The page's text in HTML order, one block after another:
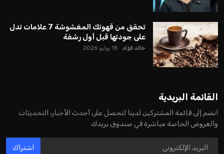
تحقق من قهوتك المغشوشة 7 علامات تدل
على جودتها قبل أول رشفة
خالد فؤاد 18 يوليو 2026
القائمة البريدية
انضم إلى قائمة المشتركين لدينا لتحصل على أحدث الأخبار، التحديثات
والعروض الخاصة مباشرة في صندوق بريدك
اشتراك